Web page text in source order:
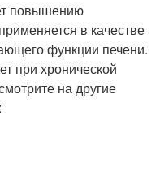
повышению
в качестве
функции печени.
при хронической
на другие